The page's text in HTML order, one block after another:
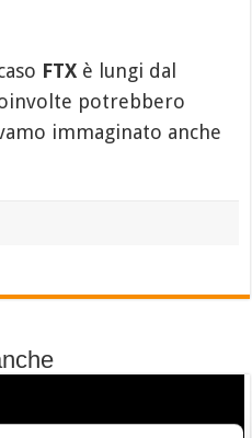
FTX è lungi dal
potrebbero
immaginato anche